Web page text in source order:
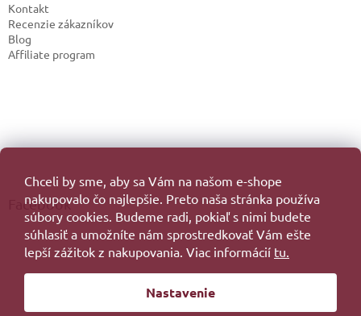
Chceli by sme, aby sa Vám na našom e-shope
nakupovalo čo najlepšie. Preto naša stránka používa
súbory cookies. Budeme radi, pokiaľ s nimi budete
súhlasiť a umožníte nám sprostredkovať Vám ešte
lepší zážitok z nakupovania. Viac informácií tu.
Nastavenie
Kontakt
Recenzie zákazníkov
Blog
Affiliate program
Facebook
Vytvoril Shoptet